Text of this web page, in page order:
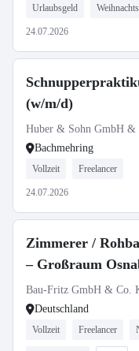
Urlaubsgeld
24.07.2026
(w/m/d)
Huber & Sohn GmbH &
Bachmehring
Vollzeit Freelancer
24.07.2026
Zimmerer /
– Großraum
Bau-Fritz GmbH & Co.
Deutschland
Vollzeit Freelancer